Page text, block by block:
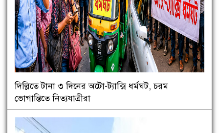
দিল্লিতে টানা ৩ দিনের অটো-ট্যাক্সি ধর্মঘট, চরম
ভোগান্তিতে নিত্যযাত্রীরা